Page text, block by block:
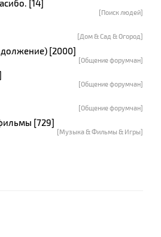
[14]
[Поиск людей]
[Дом & Сад & Огород]
[2000]
[Общение форумчан]
[Общение форумчан]
[Общение форумчан]
[729]
[Музыка & Фильмы & Игры]